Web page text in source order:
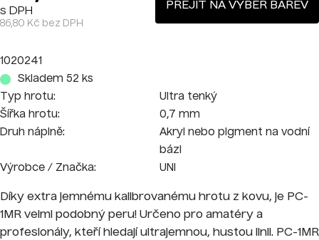
s DPH
86,80 Kč bez DPH
PŘEJÍT NA VÝBĚR BAREV
1020241
Skladem 52 ks
Typ hrotu:
Ultra tenký
Šířka hrotu:
0,7 mm
Druh náplně:
Akryl nebo pigment na vodní
bázi
Výrobce / Značka:
UNI
Díky extra jemnému kalibrovanému hrotu z kovu, je PC-
1MR velmi podobný peru! Určeno pro amatéry a
profesionály, kteří hledají ultrajemnou, hustou linii. PC-1MR